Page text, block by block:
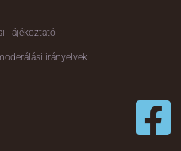
Tájékoztató
irányelvek